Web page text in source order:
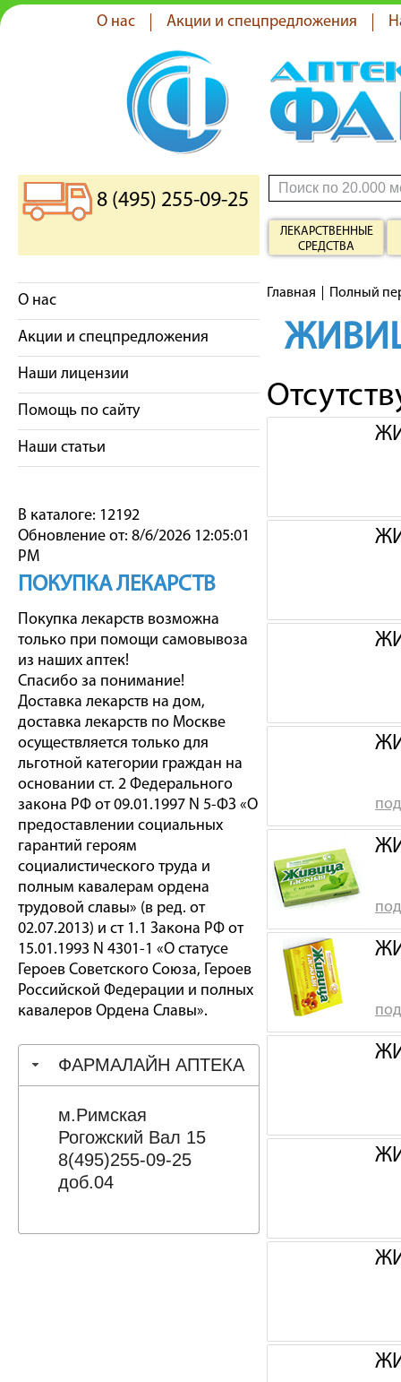
О нас Акции и спецпредложения
8 (495) 255-09-25
ЛЕКАРСТВЕННЫЕ
СРЕДСТВА
О нас
Акции и спецпредложения
Наши лицензии
Помощь по сайту
Наши статьи
В каталоге: 12192
Обновление от: 8/6/2026 12:05:01
PM
ПОКУПКА ЛЕКАРСТВ
Покупка лекарств возможна
только при помощи самовывоза
из наших аптек!
Спасибо за понимание!
Доставка лекарств на дом,
доставка лекарств по Москве
осуществляется только для
льготной категории граждан на
основании ст. 2 Федерального
закона РФ от 09.01.1997 N 5-ФЗ «О
предоставлении социальных
гарантий героям
социалистического труда и
полным кавалерам ордена
трудовой славы» (в ред. от
02.07.2013) и ст 1.1 Закона РФ от
15.01.1993 N 4301-1 «О статусе
Героев Советского Союза, Героев
Российской Федерации и полных
кавалеров Ордена Славы».
ФАРМАЛАЙН АПТЕКА
м.Римская
Рогожский Вал 15
8(495)255-09-25
доб.04
Главная Полный